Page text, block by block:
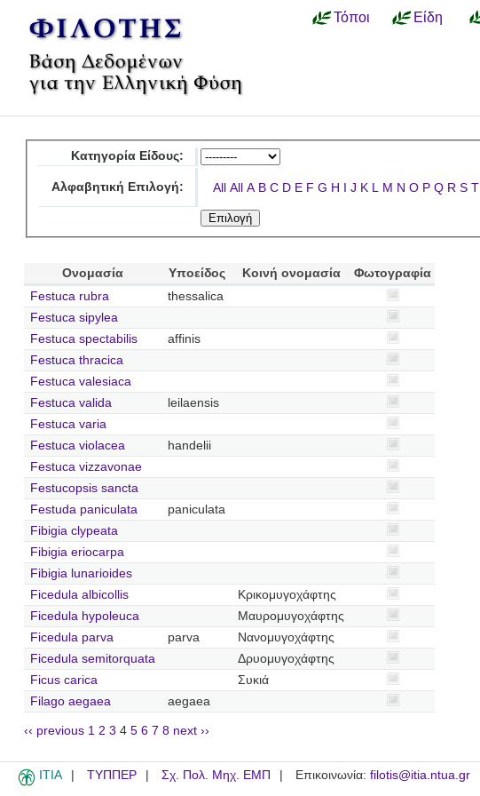
Τόποι Είδη
Κατηγορία Είδους:
Αλφαβητική Επιλογή: All All A B C D E F G H I J K L M N O P Q R S T
Ονομασία Υποείδος Κοινή ονομασία
Φωτογραφία
Festuca rubra
thessalica
Festuca sipylea
Festuca spectabilis
affinis
Festuca thracica
Festuca valesiaca
Festuca valida
leilaensis
Festuca varia
Festuca violacea
handelii
Festuca vizzavonae
Festucopsis sancta
Festuda paniculata
paniculata
Fibigia clypeata
Fibigia eriocarpa
Fibigia lunarioides
Ficedula albicollis
Κρικομυγοχάφτης
Ficedula hypoleuca
Μαυρομυγοχάφτης
Ficedula parva
parva
Νανομυγοχάφτης
Ficedula semitorquata
Δρυομυγοχάφτης
Ficus carica
Συκιά
Filago aegaea
aegaea
‹‹ previous 1 2 3 4 5 6 7 8 next ››
ITIA ΤΥΠΠΕΡ Σχ. Πολ. Μηχ. ΕΜΠ Επικοινωνία: filotis@itia.ntua.gr